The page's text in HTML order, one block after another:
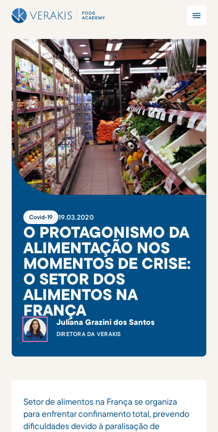
Covid-19 19.03.2020
O PROTAGONISMO DA
ALIMENTAÇÃO NOS
MOMENTOS DE CRISE:
O SETOR DOS
ALIMENTOS NA
FRANÇA
Juliana Grazini dos Santos
DIRETORA DA VERAKIS
Setor de alimentos na França se organiza
para enfrentar confinamento total, prevendo
dificuldades devido à paralisação de